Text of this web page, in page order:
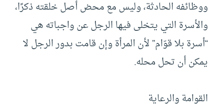
ووظائفه الحادثة، وليس مع محض أصل خلقته ذكرًا،
والأسرة التي يتخلى فيها الرجل عن واجباته هي
“أسرة بلا قوّام” لأن المرأة وإن قامت بدور الرجل لا
يمكن أن تحل محله.
القوامة والرعاية